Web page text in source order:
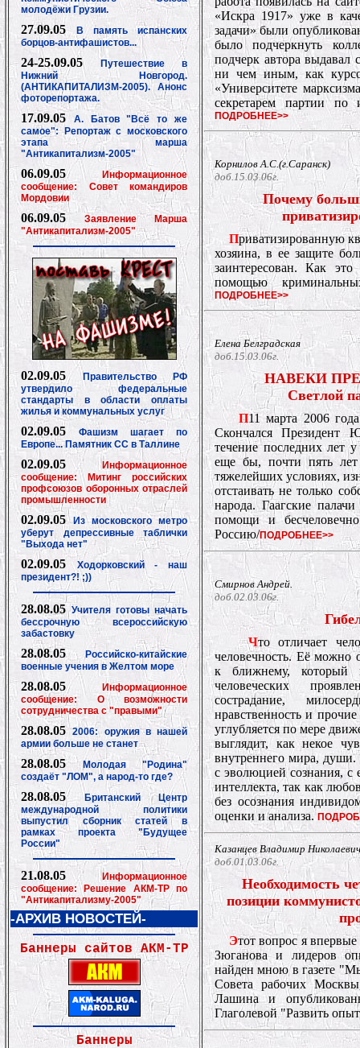
молодёжи Грузии.
27.09.05
В память испанских
борцов-антифашистов...
24-25.09.05
Путешествие в
Нижний Новгород.
(АНТИКАПИТАЛИЗМ-2005). Анонс
фоторепортажа.
17.09.05
А. Батов "Всё то же
самое": Репортаж с московского
этапа марша
"Антикапитализм-2005"
06.09.05
Информационное
сообщение: Совет командиров
Мордовии
06.09.05
Заявление Марша
"Антикапитализм-2005"
02.09.05Правительство РФ
утвердило федеральные
стандарты в области оплаты
жилья и коммунальных услуг
02.09.05
Фашизм шагает по
Европе... Памятник СС в Таллине
02.09.05
Информационное
сообщение: Митинг российских
профсоюзов оборонных отраслей
промышленности
02.09.05 Из московского метро
уберут депрессивные таблички
"Выхода нет"
02.09.05 Ходорковский - наш
президент?! ;))
28.08.05Учителя готовы начать
бессрочную всероссийскую
забастовку
28.08.05 Российско-китайские
военные учения в Желтом море
28.08.05
Информационное
сообщение: О возможности
сотрудничества с "правыми"
28.08.052006: оружия в нашей
армии больше не станет
28.08.05Молодая "Родина"
создаёт "ЛОМ", а народ-то где?
28.08.05
Британский Центр
международной политики
выпустил сборник статей в
рамках проекта "Будущее
России"
21.08.05
Информационное
сообщение: Решение АКМ-ТР по
"Антикапитализму-2005"
-АРХИВ НОВОСТЕЙ-
Баннеры сайтов АКМ-ТР
Баннеры
«Искра 1917» уже в
задачи» были
было подчеркнуть
подчерк автора выдавал
ни чем иным, как
«Университете
секретарем партии по
ПОДРОБНЕЕ>>
Корнилов А.С.(г.Саранск)
доб.15.03.06г.
Почему
Приватизированную
хозяина, в ее защите
заинтересован. Как
помощью
ПОДРОБНЕЕ>>
Елена Белградская
доб.15.03.06г.
НАВЕКИ
Светлой
П11 марта 2006
Скончался Президент
течение последних лет
еще бы, почти пять
тяжелейших условиях,
отстаивать не только
народа. Гаагские
помощи и
Россию/ПОДРОБНЕЕ>>
Смирнов Андрей.
доб.02.03.06г.
Что отличает
человечность. Её можно
к ближнему, который
человеческих
сострадание,
нравственность и
углубляется по мере
выглядит, как некое
внутреннего мира,
с эволюцией сознания, с
интеллекта, так как
без осознания
оценки и анализа.
Казанцев Владимир
доб.01.03.06г.
Необходимость
позиции
Этот вопрос я
Зюганова и лидеров
найден мною в газете
Совета рабочих
Лашина и
Глаголевой "Развить